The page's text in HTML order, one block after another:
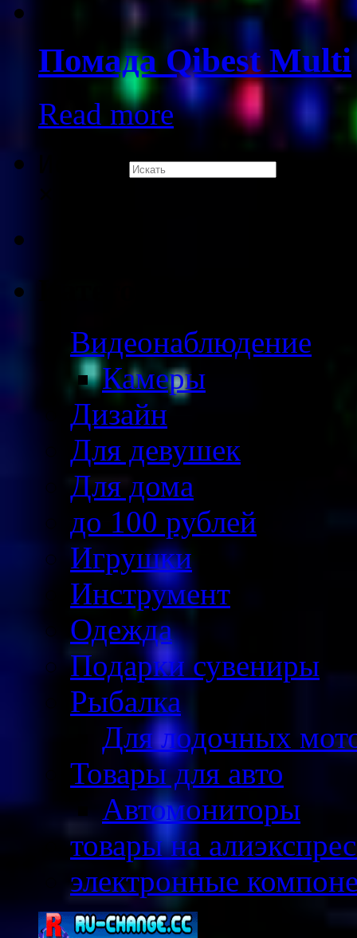
Помада Qibest Multi
Read more
Видеонаблюдение
Камеры
Дизайн
Для девушек
Для дома
до 100 рублей
Игрушки
Инструмент
Одежда
Подарки сувениры
Рыбалка
Для лодочных
Товары для авто
Автомониторы
товары на
электронные